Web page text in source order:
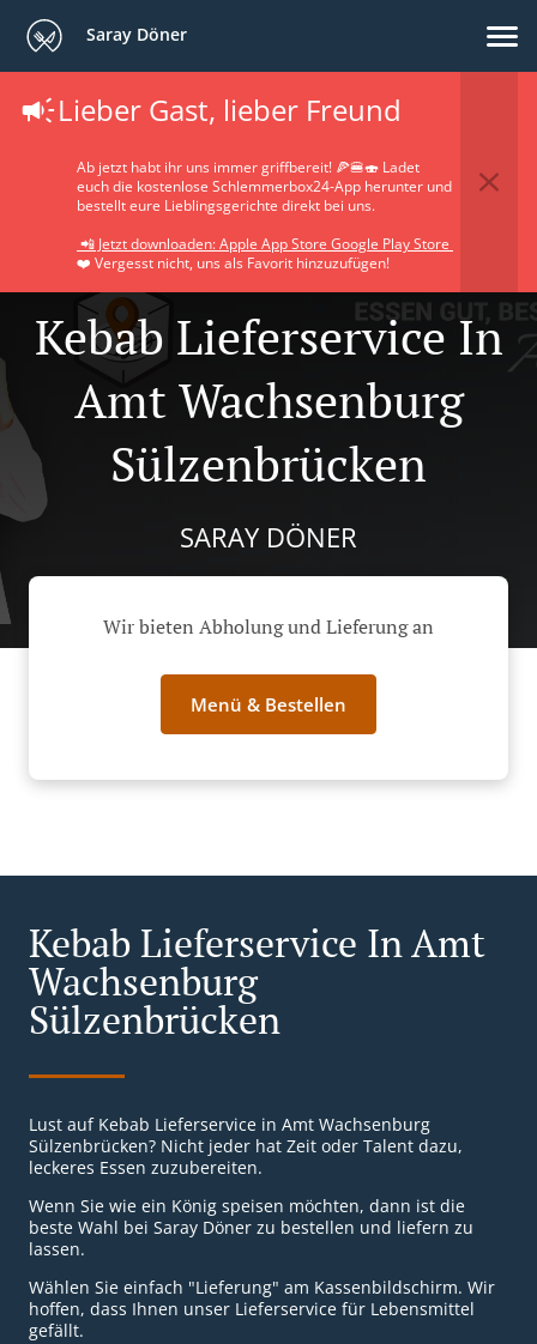
Saray Döner
Lieber Gast, lieber Freund
Ab jetzt habt ihr uns immer griffbereit! 🍕🍔🍣 Ladet
euch die kostenlose Schlemmerbox24-App herunter und
bestellt eure Lieblingsgerichte direkt bei uns.
📲 Jetzt downloaden: Apple App Store Google Play Store
❤️ Vergesst nicht, uns als Favorit hinzuzufügen!
Kebab Lieferservice In
Amt Wachsenburg
Sülzenbrücken
SARAY DÖNER
Wir bieten Abholung und Lieferung an
Menü & Bestellen
Kebab Lieferservice In Amt
Wachsenburg
Sülzenbrücken
Lust auf Kebab Lieferservice in Amt Wachsenburg
Sülzenbrücken? Nicht jeder hat Zeit oder Talent dazu,
leckeres Essen zuzubereiten.
Wenn Sie wie ein König speisen möchten, dann ist die
beste Wahl bei Saray Döner zu bestellen und liefern zu
lassen.
Wählen Sie einfach "Lieferung" am Kassenbildschirm. Wir
hoffen, dass Ihnen unser Lieferservice für Lebensmittel
gefällt.